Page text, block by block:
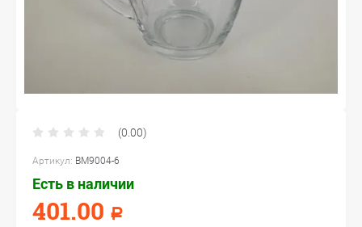
(0.00)
Артикул: BM9004-6
Есть в наличии
401.00 Р